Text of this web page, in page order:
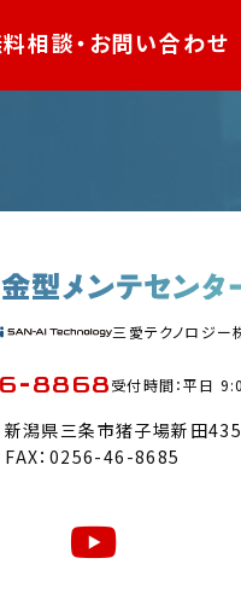
相談・お問い合わせ
三愛テクノロジー
8868受付時間：平日
潟県三条市猪子場新田
FAX：0256-46-8685